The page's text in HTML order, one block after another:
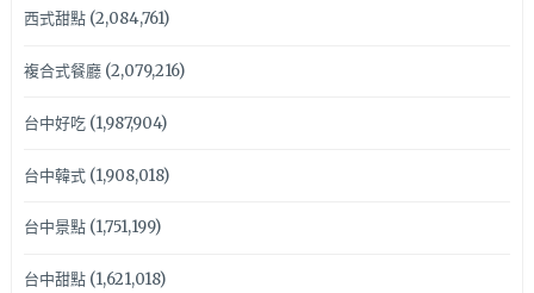
西式甜點(2,084,761)
複合式餐廳(2,079,216)
台中好吃(1,987,904)
台中韓式(1,908,018)
台中景點(1,751,199)
台中甜點(1,621,018)